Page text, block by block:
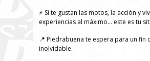
⚡ Si te gustan las motos, la acción y
experiencias al máximo… este es tu
📍 Piedrabuena te espera para un fin
inolvidable.